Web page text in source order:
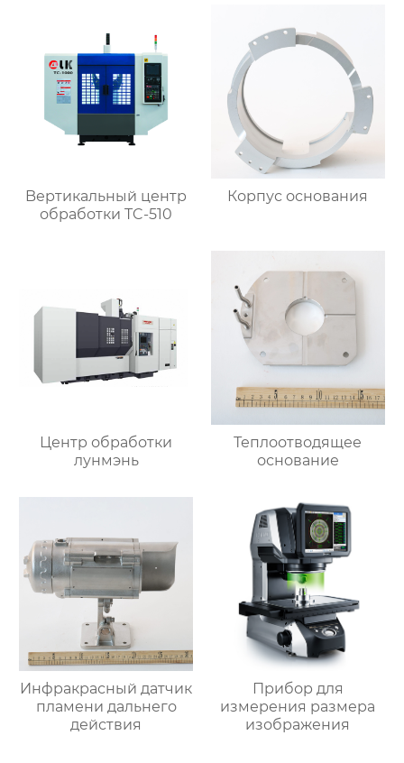
Bертикальный центр
обработки TC-510
Корпус основания
Центр обработки
лунмэнь
Теплоотводящее
основание
Инфракрасный датчик
пламени дальнего
действия
Прибор для
измерения размера
изображения